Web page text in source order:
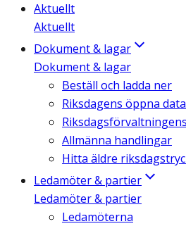
Aktuellt
Aktuellt
Dokument & lagar
Dokument & lagar
Beställ och ladda ner
Riksdagens öppna data
Allmänna handlingar
Hitta äldre
Ledamöter & partier
Ledamöter & partier
Ledamöterna